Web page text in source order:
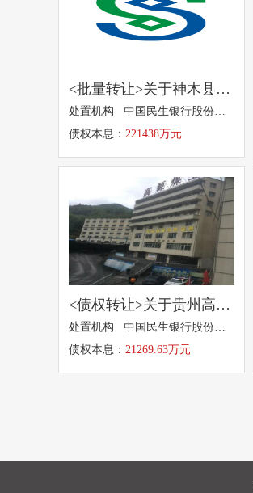
<批量转让>关于神木县嘉元煤业集团有限责任公司等3户合计221438万元本金及利息债权拟转让的招商公告
处置机构 中国民生银行股份有限公司
债权本息： 221438万元
<债权转让>关于贵州高源煤业有限公司21269.63万元本金及利息债权转让的招商公告
处置机构 中国民生银行股份有限公司
债权本息： 21269.63万元